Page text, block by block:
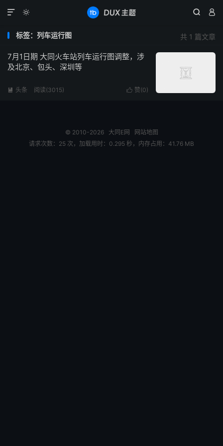
  

共 1 篇文章
标签：列车运行图
7月1日期 大同火车站列车运行图调整，涉
及北京、包头、深圳等
 赞(0)
 头条 阅读(3015)
© 2010-2026 大同E网
网站地图
请求次数：25 次，加载用时：0.295 秒，内存占用：41.76 MB